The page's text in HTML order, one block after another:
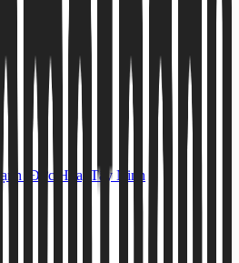
,Đức Hòa, Tây Ninh